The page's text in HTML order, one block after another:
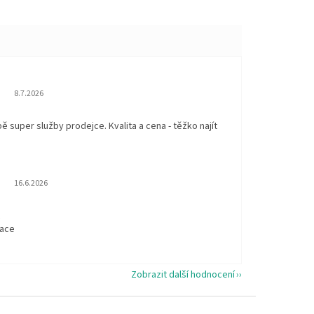
Hodnocení obchodu je 5 z 5 hvězdiček.
8.7.2026
super služby prodejce. Kvalita a cena - těžko najít
Hodnocení obchodu je 5 z 5 hvězdiček.
16.6.2026
Zobrazit další hodnocení